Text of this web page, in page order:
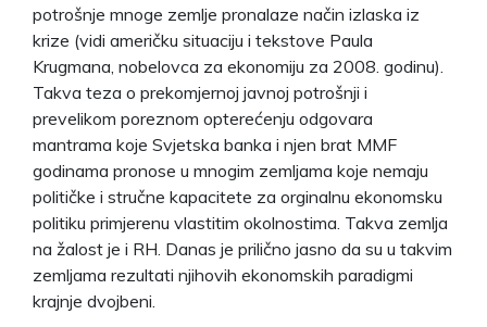
potrošnje mnoge zemlje pronalaze način izlaska iz
krize (vidi američku situaciju i tekstove Paula
Krugmana, nobelovca za ekonomiju za 2008. godinu).
Takva teza o prekomjernoj javnoj potrošnji i
prevelikom poreznom opterećenju odgovara
mantrama koje Svjetska banka i njen brat MMF
godinama pronose u mnogim zemljama koje nemaju
političke i stručne kapacitete za orginalnu ekonomsku
politiku primjerenu vlastitim okolnostima. Takva zemlja
na žalost je i RH. Danas je prilično jasno da su u takvim
zemljama rezultati njihovih ekonomskih paradigmi
krajnje dvojbeni.